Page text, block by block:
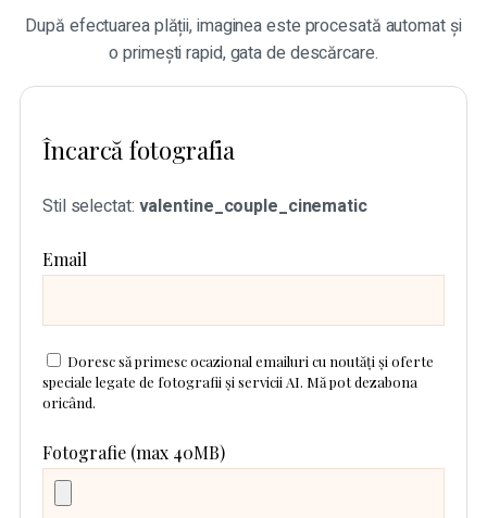
După efectuarea plății, imaginea este procesată automat și
o primești rapid, gata de descărcare.
Încarcă fotografia
Stil selectat: valentine_couple_cinematic
Email
Doresc să primesc ocazional emailuri cu noutăți și oferte
speciale legate de fotografii și servicii AI. Mă pot dezabona
oricând.
Fotografie (max 40MB)